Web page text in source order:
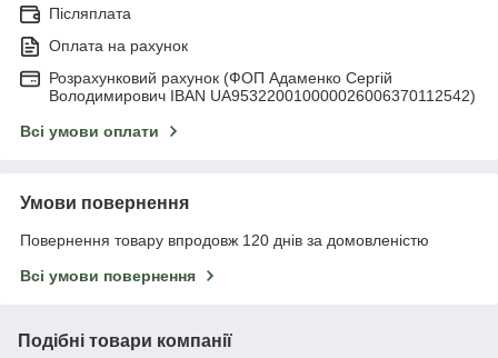
Післяплата
Оплата на рахунок
Розрахунковий рахунок (ФОП Адаменко Сергій
Володимирович IBAN UA953220010000026006370112542)
Всі умови оплати
Умови повернення
Повернення товару впродовж 120 днів за домовленістю
Всі умови повернення
Подібні товари компанії